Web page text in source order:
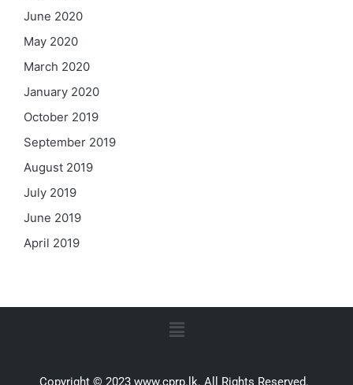
June 2020
May 2020
March 2020
January 2020
October 2019
September 2019
August 2019
July 2019
June 2019
April 2019
Copyright © 2023 www.cprp.lk. All Rights Reserved.